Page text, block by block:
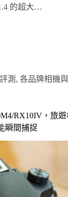
的超大…
測 , 各品牌相機
RX10IV，旅遊
瞬間捕捉